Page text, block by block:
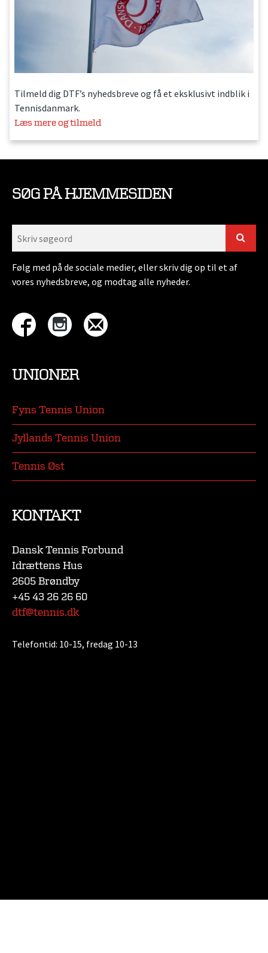
Tilmeld dig DTF’s nyhedsbreve og få et eksklusivt indblik i
Tennisdanmark.
Læs mere og tilmeld
SØG PÅ HJEMMESIDEN
Følg med på de sociale medier, eller skriv dig op til et af
vores nyhedsbreve, og modtag alle nyheder.
UNIONER
Fyns Tennis Union
Jyllands Tennis Union
Tennis Øst
KONTAKT
Dansk Tennis Forbund
Idrættens Hus
2605 Brøndby
+45 43 26 26 60
dtf@tennis.dk
Telefontid: 10-15, fredag 10-13